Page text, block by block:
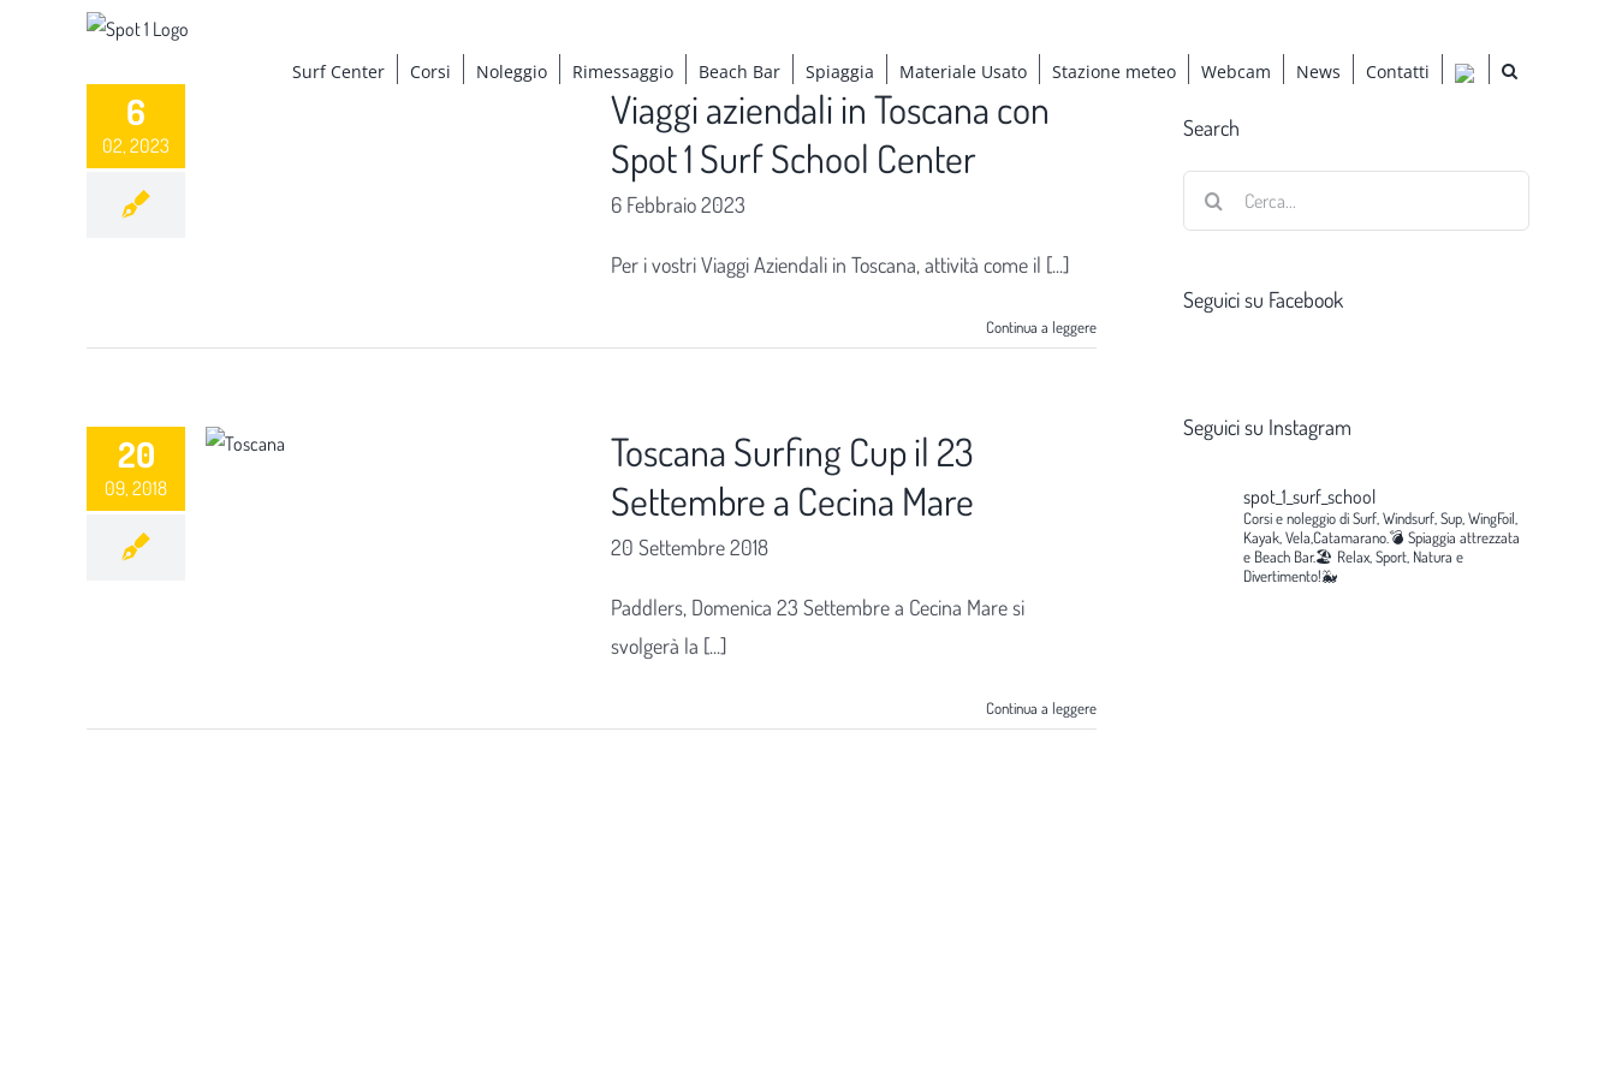
Surf Center Corsi Noleggio Rimessaggio Beach Bar Spiaggia Materiale Usato Stazione meteo Webcam News Contatti
6
02, 2023
Viaggi aziendali in Toscana con
Spot 1 Surf School Center
6 Febbraio 2023
Per i vostri Viaggi Aziendali in Toscana, attività come il [...]
Continua a leggere
20
09, 2018
Toscana Surfing Cup il 23
Settembre a Cecina Mare
20 Settembre 2018
Paddlers, Domenica 23 Settembre a Cecina Mare si
svolgerà la [...]
Continua a leggere
Search
Seguici su Facebook
Seguici su Instagram
spot_1_surf_school
Corsi e noleggio di Surf, Windsurf, Sup, WingFoil,
Kayak, Vela,Catamarano.💣 Spiaggia attrezzata
e Beach Bar.🏖️ Relax, Sport, Natura e
Divertimento!🐳